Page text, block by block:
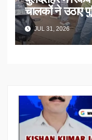
चालकों ने उठाए
JUL 31, 2026